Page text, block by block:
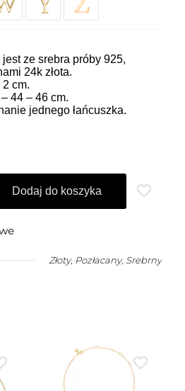
ze srebra próby 925,
24k złota.
cm.
44 – 46 cm.
jednego łańcuszka.
Dodaj do koszyka
Złoty, Pozłacany, Srebrny